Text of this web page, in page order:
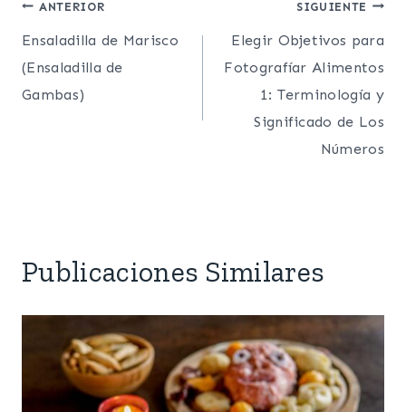
entrada:
Post
navigation
ANTERIOR
Ensaladilla de Marisco
(Ensaladilla de
Gambas)
SIGUIENTE
Elegir Objetivos para
Fotografíar Alimentos
1: Terminología y
Significado de Los
Números
Publicaciones Similares